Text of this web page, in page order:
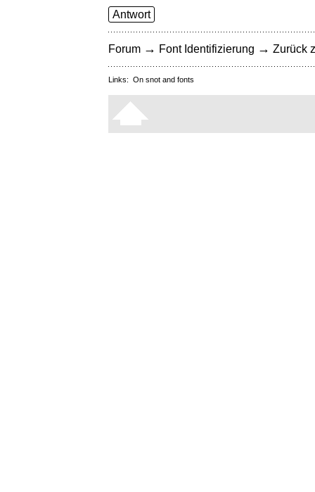
Antwort
Forum → Font Identifizierung → Zurück
Links: On snot and fonts